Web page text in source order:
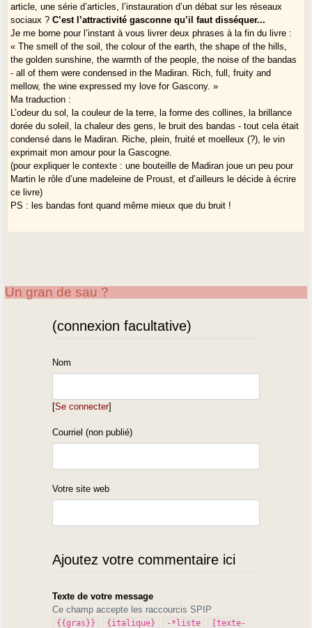
article, une série d’articles, l’instauration d’un débat sur les réseaux
sociaux ?C’est l’attractivité gasconne qu’il faut disséquer...
Je me borne pour l’instant à vous livrer deux phrases à la fin du livre :
« The smell of the soil, the colour of the earth, the shape of the hills,
the golden sunshine, the warmth of the people, the noise of the bandas
- all of them were condensed in the Madiran. Rich, full, fruity and
mellow, the wine expressed my love for Gascony. »
Ma traduction :
L’odeur du sol, la couleur de la terre, la forme des collines, la brillance
dorée du soleil, la chaleur des gens, le bruit des bandas - tout cela était
condensé dans le Madiran. Riche, plein, fruité et moelleux (?), le vin
exprimait mon amour pour la Gascogne.
(pour expliquer le contexte : une bouteille de Madiran joue un peu pour
Martin le rôle d’une madeleine de Proust, et d’ailleurs le décide à écrire
ce livre)
PS : les bandas font quand même mieux que du bruit !
Un gran de sau ?
(connexion facultative)
Nom
[Se connecter]
Courriel (non publié)
Votre site web
Ajoutez votre commentaire ici
Texte de votre message
Ce champ accepte les raccourcis SPIP
{{gras}} {italique} -*liste
[texte-